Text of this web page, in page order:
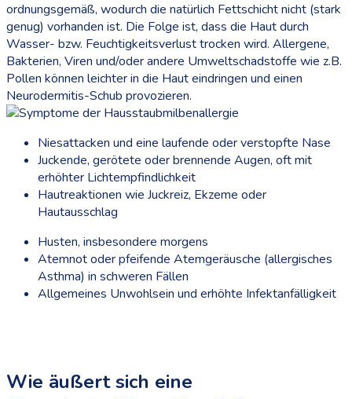
ordnungsgemäß, wodurch die natürlich Fettschicht nicht (stark
genug) vorhanden ist. Die Folge ist, dass die Haut durch
Wasser- bzw. Feuchtigkeitsverlust trocken wird. Allergene,
Bakterien, Viren und/oder andere Umweltschadstoffe wie z.B.
Pollen können leichter in die Haut eindringen und einen
Neurodermitis-Schub provozieren.
Niesattacken und eine laufende oder verstopfte Nase
Juckende, gerötete oder brennende Augen, oft mit
erhöhter Lichtempfindlichkeit
Hautreaktionen wie Juckreiz, Ekzeme oder
Hautausschlag
Husten, insbesondere morgens
Atemnot oder pfeifende Atemgeräusche (allergisches
Asthma) in schweren Fällen
Allgemeines Unwohlsein und erhöhte Infektanfälligkeit
Wie äußert sich eine